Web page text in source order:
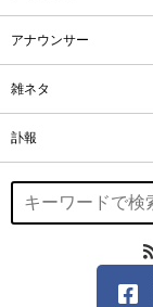
アナウンサー
雑ネタ
訃報